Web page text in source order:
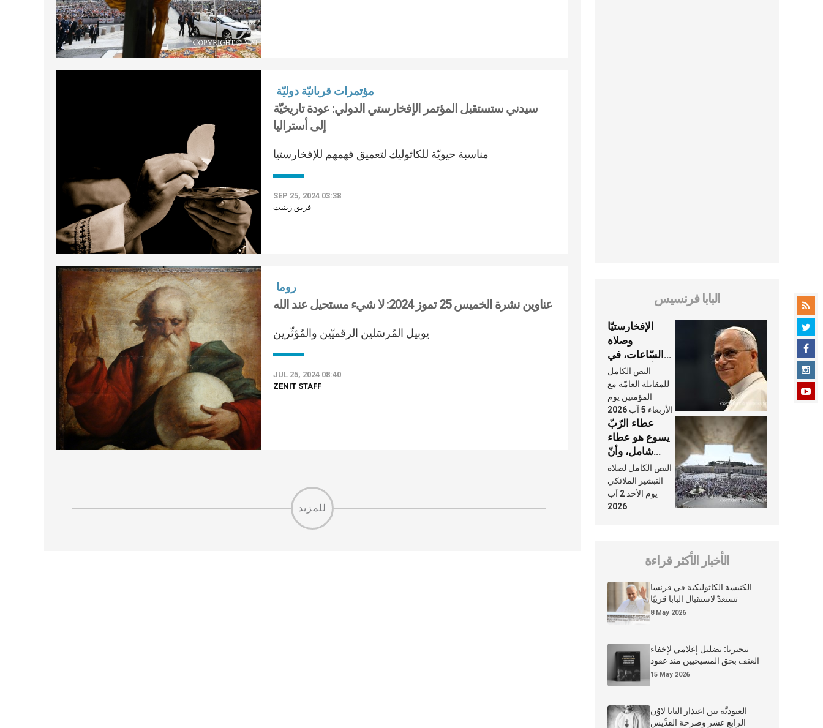
مؤتمرات قربانيّة دوليّة
سيدني ستستقبل المؤتمر الإفخارستي الدولي: عودة تاريخيّة
إلى أستراليا
مناسبة حيويّة للكاثوليك لتعميق فهمهم للإفخارستيا
SEP 25, 2024 03:38
فريق زينيت
روما
عناوين نشرة الخميس 25 تموز 2024: لا شيء مستحيل عند الله
يوبيل المُرسَلين الرقميّين والمُؤثّرين
JUL 25, 2024 08:40
ZENIT STAFF
للمزيد
البابا فرنسيس
الإفخارستيّا
وصلاة
السّاعات، في
كلّ أسبوع وكلّ
يوم، هما النَّفَس
في حياة
الكنيسة
النص الكامل
للمقابلة العامّة مع
المؤمنين يوم
الأربعاء 5 آب 2026
عطاء الرّبّ
يسوع هو عطاء
شامل، وأنّ
عنايته بنا لا
تغيب عنّا أبدًا
النص الكامل لصلاة
التبشير الملائكي
يوم الأحد 2 آب
2026
الأخبار الأكثر قراءة
الكنيسة الكاثوليكية في فرنسا
تستعدّ لاستقبال البابا قريبًا
8 May 2026
نيجيريا: تضليل إعلامي لإخفاء
العنف بحق المسيحيين منذ عقود
15 May 2026
العبوديَّة بين اعتذار البابا لاوُن
الرابع عشر وصرخة القدِّيس